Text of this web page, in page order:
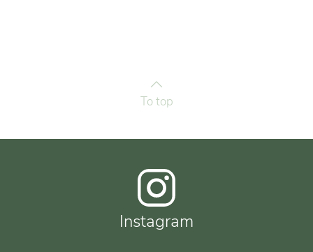
To top
Instagram